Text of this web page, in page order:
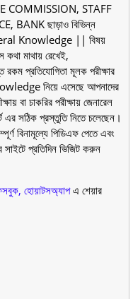
COMMISSION, STAFF
BANK ছাড়াও বিভিন্ন
Knowledge || বিষয়
মাথায় রেখেই,
প্রতিযোগিতা মূলক পরীক্ষার
নিয়ে এসেছে আপনাদের
বা চাকরির পরীক্ষায় জেনারেল
সঠিক প্রস্তুতি নিতে চলেছেন।
বিনামূল্যে পিডিএফ পেতে এবং
সাইটে প্রতিদিন ভিজিট করুন
হোয়াটসঅ্যাপএ শেয়ার